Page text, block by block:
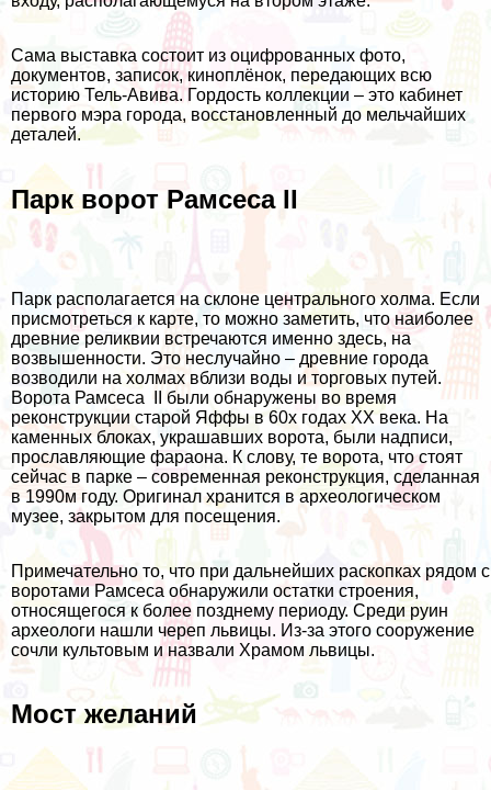
Сама выставка состоит из оцифрованных фото,
документов, записок, киноплёнок, передающих всю
историю Тель-Авива. Гордость коллекции – это кабинет
первого мэра города, восстановленный до мельчайших
деталей.
Парк ворот Рамсеса II
Парк располагается на склоне центрального холма. Если
присмотреться к карте, то можно заметить, что наиболее
древние реликвии встречаются именно здесь, на
возвышенности. Это неслучайно – древние города
возводили на холмах вблизи воды и торговых путей.
Ворота Рамсеса II были обнаружены во время
реконструкции старой Яффы в 60х годах XX века. На
каменных блоках, украшавших ворота, были надписи,
прославляющие фараона. К слову, те ворота, что стоят
сейчас в парке – современная реконструкция, сделанная
в 1990м году. Оригинал хранится в археологическом
музее, закрытом для посещения.
Примечательно то, что при дальнейших раскопках рядом с
воротами Рамсеса обнаружили остатки строения,
относящегося к более позднему периоду. Среди руин
археологи нашли череп львицы. Из-за этого сооружение
сочли культовым и назвали Храмом львицы.
Мост желаний